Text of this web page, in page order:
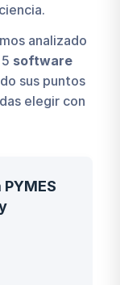
analizado
software
sus puntos
elegir con